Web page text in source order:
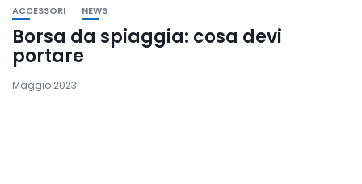
ACCESSORI NEWS
Borsa da spiaggia: cosa devi
portare
Maggio 2023